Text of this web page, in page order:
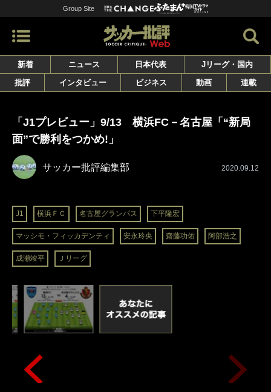
Group Site
新着 ニュース 日本代表
Jリーグ・国内
批評
インタビュー ビジネス 動画 連載
「J1プレビュー」9/13 横浜FC－名古屋「“新局
面”で勝利をつかめ!」
サッカー批評編集部 2020.09.12
J1 横浜ＦＣ 名古屋グランパス 下平隆宏
マッシモ・フィッカデンティ 安永玲央 齋藤功佑 阿部浩之
成瀬竣平 Ｊリーグ